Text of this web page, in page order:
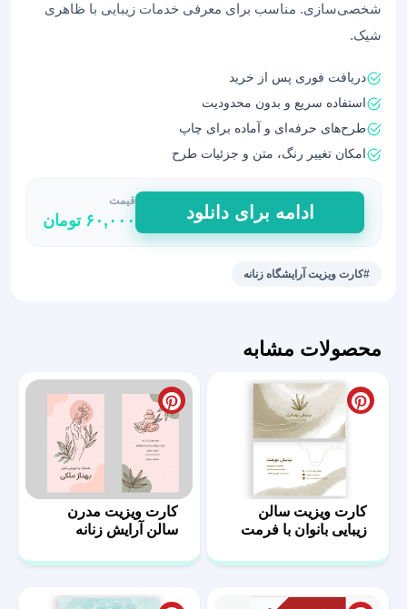
شخصی‌سازی. مناسب برای معرفی خدمات زیبایی با ظاهری
شیک.
دریافت فوری پس از خرید
استفاده سریع و بدون محدودیت
طرح‌های حرفه‌ای و آماده برای چاپ
امکان تغییر رنگ، متن و جزئیات طرح
طرح
کارت
ویزیت
سالن
ادامه برای دانلود
قیمت
۶۰,۰۰۰ تومان
#کارت ویزیت آرایشگاه زنانه
محصولات مشابه
کارت ویزیت سالن
زیبایی بانوان با فرمت
کارت ویزیت مدرن
سالن آرایش زنانه